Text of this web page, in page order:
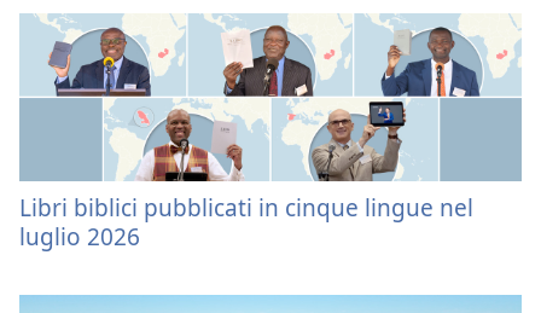
Libri biblici pubblicati in cinque lingue nel
luglio 2026